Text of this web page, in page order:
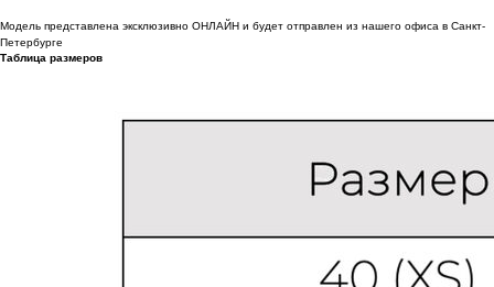
Модель представлена эксклюзивно ОНЛАЙН и будет отправлен из нашего офиса в Санкт-
Петербурге
Таблица размеров